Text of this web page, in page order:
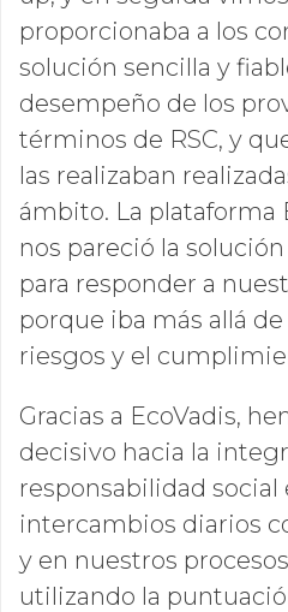
proporcionaba a los
solución sencilla y
desempeño de los
términos de RSC, y
las realizaban
ámbito. La plataforma
nos pareció la
para responder a
porque iba más allá
riesgos y el
Gracias a EcoVadis,
decisivo hacia la
responsabilidad social
intercambios diarios
y en nuestros
utilizando la